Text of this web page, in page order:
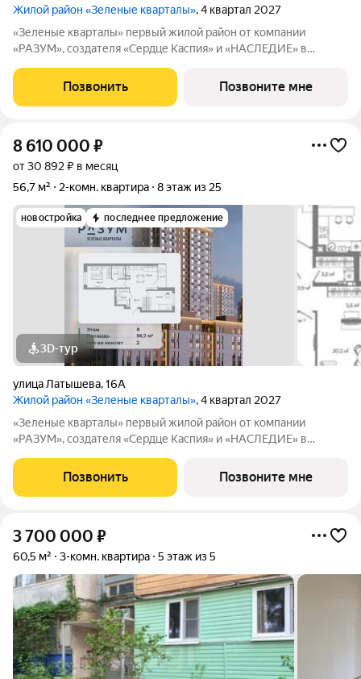
Жилой район «Зеленые кварталы», 4 квартал 2027
«Зеленые кварталы» первый жилой район от компании
«РАЗУМ», создателя «Сердце Каспия» и «НАСЛЕДИЕ» в
объединенных общим бульваром. Жилой район расположен в
центре университетской жизни Астрахани. Рядом
Позвонить Позвоните мне
8 610 000 ₽
от 30 892 ₽ в месяц
56,7 м²
2-комн. квартира 8 этаж из 25
новостройка последнее предложение
3D-тур
улица Латышева,16А
Жилой район «Зеленые кварталы», 4 квартал 2027
«Зеленые кварталы» первый жилой район от компании
«РАЗУМ», создателя «Сердце Каспия» и «НАСЛЕДИЕ» в
объединенных общим бульваром. Жилой район расположен в
центре университетской жизни Астрахани. Рядом
Позвонить Позвоните мне
3 700 000 ₽
60,5 м² 3-комн. квартира 5 этаж из 5